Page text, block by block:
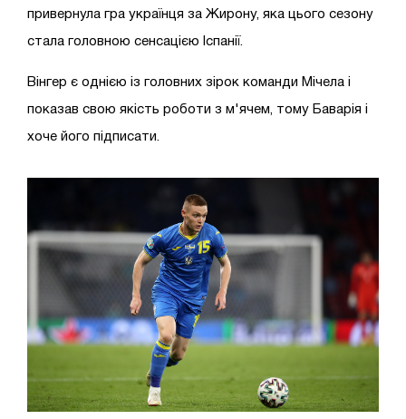
привернула гра українця за Жирону, яка цього сезону
стала головною сенсацією Іспанії.
Вінгер є однією із головних зірок команди Мічела і
показав свою якість роботи з м'ячем, тому Баварія і
хоче його підписати.